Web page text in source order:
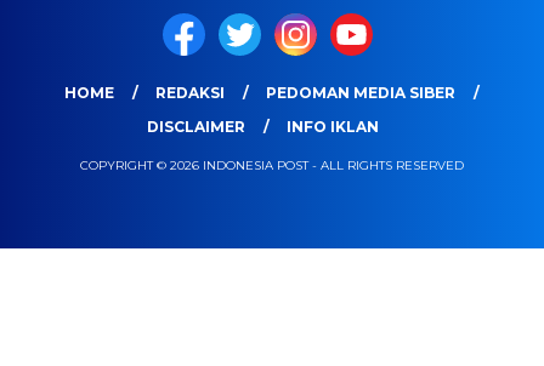
HOME REDAKSI
PEDOMAN MEDIA SIBER
DISCLAIMER
INFO IKLAN
COPYRIGHT © 2026 INDONESIA POST - ALL RIGHTS RESERVED